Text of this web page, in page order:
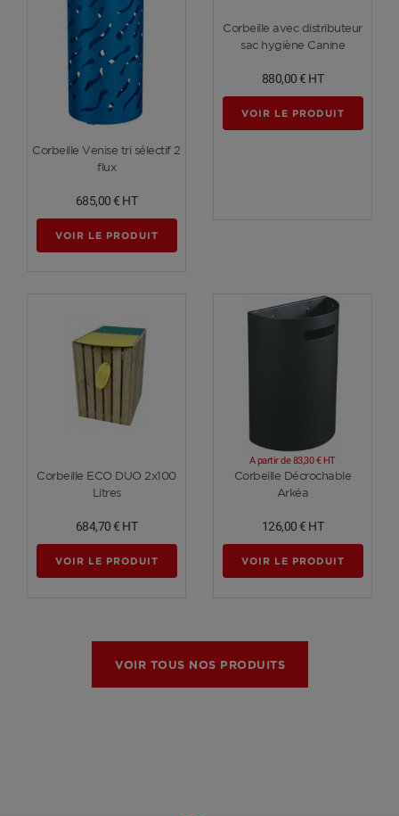
Voir plus
Corbeille Venise tri sélectif 2
flux
685,00 € HT
VOIR LE PRODUIT
Voir plus
Corbeille avec distributeur
sac hygiène Canine
880,00 € HT
VOIR LE PRODUIT
Voir plus
Corbeille ECO DUO 2x100
Litres
684,70 € HT
VOIR LE PRODUIT
Voir plus
Corbeille Décrochable
Arkéa
A partir de83,30 € HT
126,00 € HT
VOIR LE PRODUIT
VOIR TOUS NOS PRODUITS